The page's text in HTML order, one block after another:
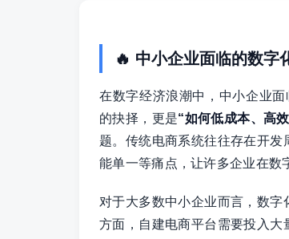
🔥 中小企业面临的数字
在数字经济浪潮中，中小企业面
的抉择，更是“如何低成本、高
题。传统电商系统往往存在开发
能单一等痛点，让许多企业在数
对于大多数中小企业而言，数字
方面，自建电商平台需要投入大